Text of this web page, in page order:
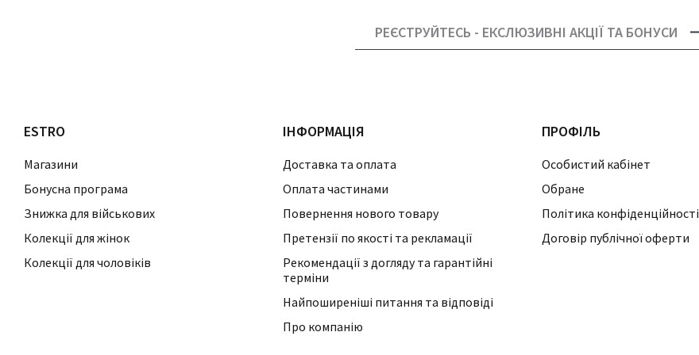
РЕЄСТРУЙТЕСЬ - ЕКСЛЮЗИВНІ АКЦІЇ ТА БОНУСИ
ESTRO
Магазини
Бонусна програма
Знижка для військових
Колекції для жінок
Колекції для чоловіків
ІНФОРМАЦІЯ
Доставка та оплата
Оплата частинами
Повернення нового товару
Претензії по якості та рекламації
Рекомендації з догляду та гарантійні
терміни
Найпоширеніші питання та відповіді
Про компанію
ПРОФІЛЬ
Особистий кабінет
Обране
Політика конфіденційності
Договір публічної оферти